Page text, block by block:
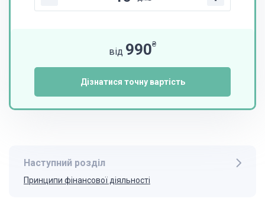
від 990₴
Дізнатися точну вартість
Наступний розділ
Принципи фінансової діяльності